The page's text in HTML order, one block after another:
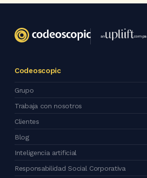
an
Codeoscopic
Grupo
Trabaja con nosotros
Clientes
Blog
Inteligencia artificial
Responsabilidad Social Corporativa